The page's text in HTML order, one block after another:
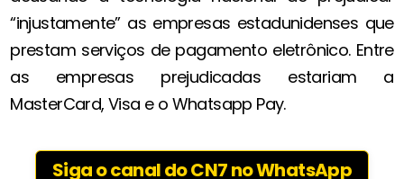
“injustamente” as empresas estadunidenses que
prestam serviços de pagamento eletrônico. Entre
as empresas prejudicadas estariam a
MasterCard, Visa e o Whatsapp Pay.
Siga o canal do CN7 no WhatsApp